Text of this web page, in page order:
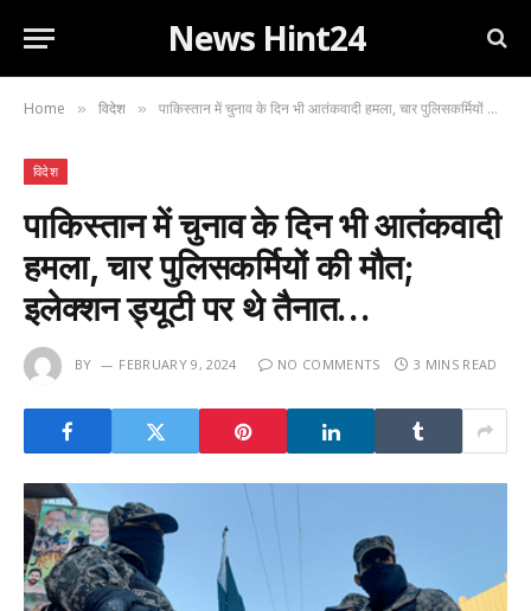
News Hint24
Home » विदेश » पाकिस्तान में चुनाव के दिन भी आतंकवादी हमला, चार पुलिसकर्मियों की मौत; इलेक्शन ड्यूटी पर थे तैनात…
विदेश
पाकिस्तान में चुनाव के दिन भी आतंकवादी
हमला, चार पुलिसकर्मियों की मौत;
इलेक्शन ड्यूटी पर थे तैनात…
BY FEBRUARY 9, 2024 NO COMMENTS 3 MINS READ